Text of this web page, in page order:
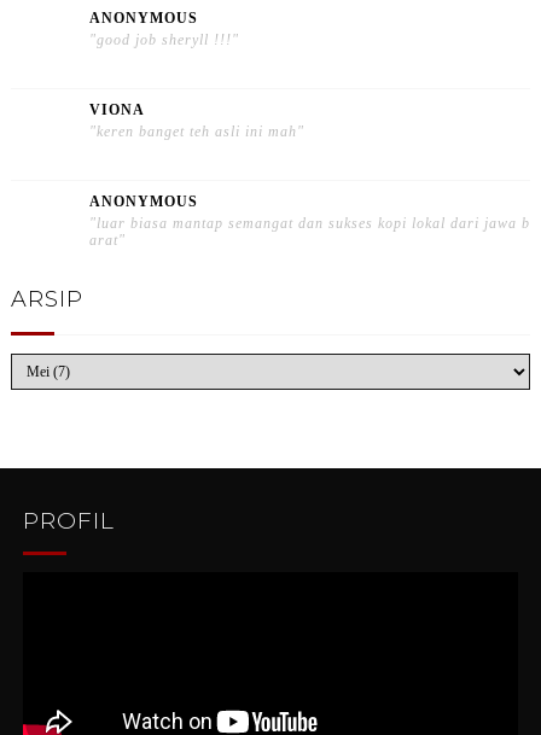
ANONYMOUS
"good job sheryll !!!"
VIONA
"keren banget teh asli ini mah"
ANONYMOUS
"luar biasa mantap semangat dan sukses kopi lokal dari jawa b
arat"
ARSIP
PROFIL